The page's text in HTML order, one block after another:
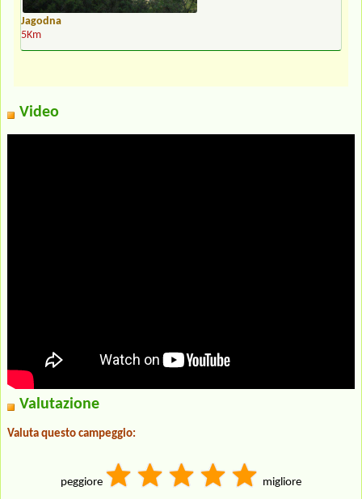
Jagodna
5Km
Video
Valutazione
Valuta questo campeggio:
peggiore migliore